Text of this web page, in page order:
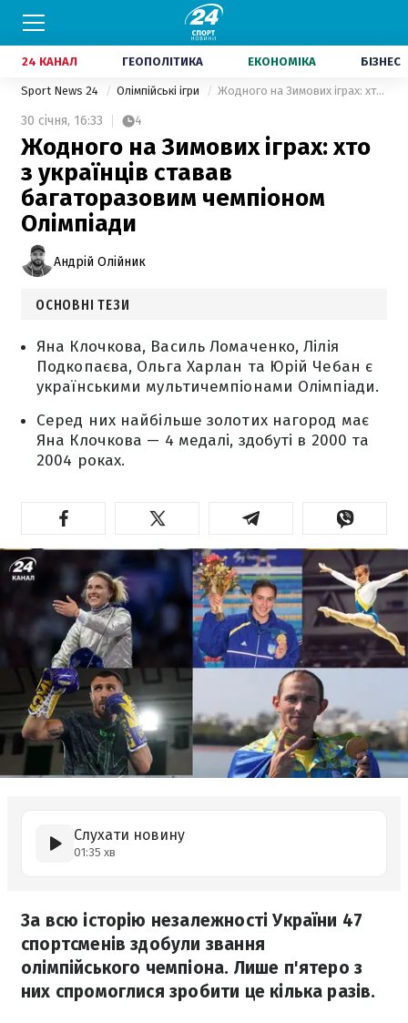
24 КАНАЛ ГЕОПОЛІТИКА ЕКОНОМІКА БІЗНЕС
Sport News 24 Олімпійські ігри Жодного на Зимових іграх: хто з українців ставав багаторазовим чемпіоном Олімпіади
30 січня, 16:33 4
Жодного на Зимових іграх: хто
з українців ставав
багаторазовим чемпіоном
Олімпіади
Андрій Олійник
ОСНОВНІ ТЕЗИ
Яна Клочкова, Василь Ломаченко, Лілія
Подкопаєва, Ольга Харлан та Юрій Чебан є
українськими мультичемпіонами Олімпіади.
Серед них найбільше золотих нагород має
Яна Клочкова — 4 медалі, здобуті в 2000 та
2004 роках.
Слухати новину
01:35 хв
За всю історію незалежності України 47
спортсменів здобули звання
олімпійського чемпіона. Лише п'ятеро з
них спромоглися зробити це кілька разів.